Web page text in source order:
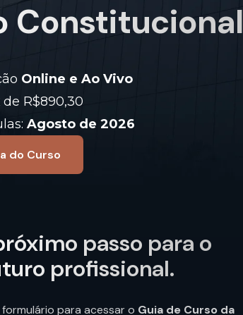
Constitucional
Online e Ao Vivo
de R$890,30
Agosto de 2026
do Curso
passo para o
profissional.
para acessar o Guia de Curso da